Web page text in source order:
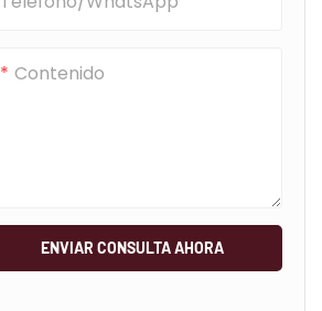
Contenido
ENVIAR CONSULTA AHORA